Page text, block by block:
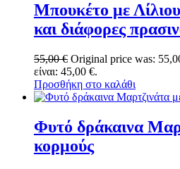
Μπουκέτο με
και διάφορες
55,00€ Original price was:
είναι: 45,00 €.
Προσθήκη στο καλάθι
Φυτό δράκαινα
κορμούς